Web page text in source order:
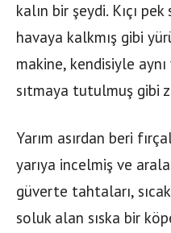
kalın bir şeydi. Kıçı
havaya kalkmış gibi
makine, kendisiyle
sıtmaya tutulmuş gibi
Yarım asırdan beri
yarıya incelmiş ve
güverte tahtaları,
soluk alan sıska bir